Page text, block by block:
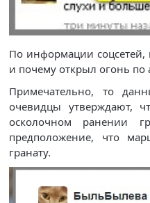
По информации соцсетей,
и почему открыл огонь по
Примечательно, то
очевидцы утверждают,
осколочном ранении
предположение, что
гранату.